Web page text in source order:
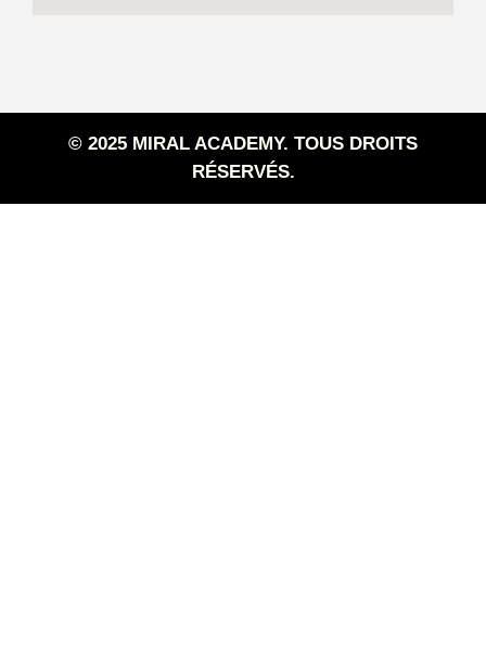
© 2025 MIRAL ACADEMY. TOUS DROITS
RÉSERVÉS.